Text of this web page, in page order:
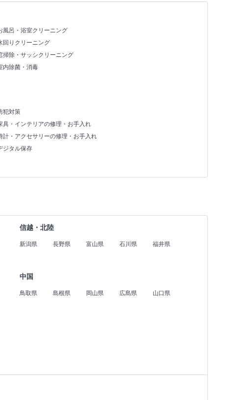
風呂・浴室クリーニング
回りクリーニング
掃除・サッシクリーニング
内除菌・消毒
犯対策
具・インテリアの修理・お手入れ
計・アクセサリーの修理・お手入れ
ジタル保存
信越・北陸
新潟県 長野県 富山県 石川県 福井県
中国
鳥取県 島根県 岡山県 広島県 山口県